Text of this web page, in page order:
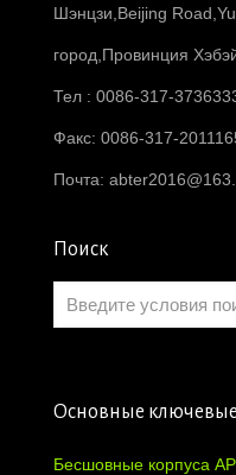
Шэнцзи,Beijing
город,Провинция
Тел : 0086-317-
Факс: 0086-317-
Почта:
Поиск
Основные
Бесшовные корпуса